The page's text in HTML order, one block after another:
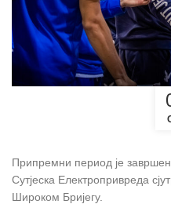
Припремни период је
Сутјеска Електропривреда
Широком Бријегу.